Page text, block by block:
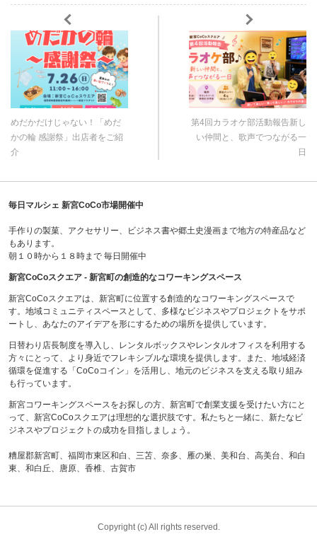
めだかだけじゃない！「めだ
かの輪 感謝祭」出店者をご紹
介
第4回カラオケ部活動報告新し
い仲間と、歌声でつながる一
日
毎日マルシェ 新宮CoCo市場開催中
手作りの製菓、アクセサリー、ビジネス書や郷土史漫画まで地方の特産品など
もあります。
朝１０時から１８時まで 毎日開催中
新宮CoCoスクエア - 新宮町の創造的なコワーキングスペース
新宮CoCoスクエアは、新宮町に位置する創造的なコワーキングスペースで
す。地域コミュニティスペースとして、多様なビジネスやプロジェクトをサポ
ートし、あなたのアイデアを形にするための場所を提供しています。
日替わり店長制度を導入し、レンタルボックスやレンタルオフィスを利用する
方々にとって、より身近でフレキシブルな環境を提供します。また、地域経済
循環を促進する「CoCoコイン」を活用し、地元のビジネスを支える取り組み
も行っています。
新宮コワーキングスペースをお探しの方、新宮町で創業支援を受けたい方にと
って、新宮CoCoスクエアは理想的な選択肢です。私たちと一緒に、新たなビ
ジネスやプロジェクトの成功を目指しましょう。
糟屋郡新宮町、福岡市東区和白、三苫、奈多、雁の巣、美和台、高美台、和白
東、和白丘、唐原、香椎、古賀市
Copyright (c) All rights reserved.